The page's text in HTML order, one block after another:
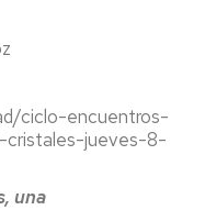
ciclo-encuentros-
cristales-jueves-8-
una